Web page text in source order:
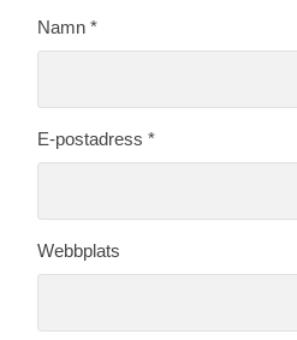
Namn*
E-postadress*
Webbplats